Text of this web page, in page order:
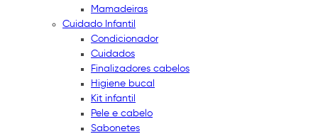
Mamadeiras
Cuidado Infantil
Condicionador
Cuidados
Finalizadores cabelos
Higiene bucal
Kit infantil
Pele e cabelo
Sabonetes